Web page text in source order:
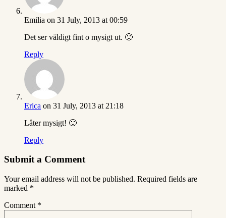
Emilia on 31 July, 2013 at 00:59
Det ser väldigt fint o mysigt ut. 🙂
Reply
Erica on 31 July, 2013 at 21:18
Låter mysigt! 🙂
Reply
Submit a Comment
Your email address will not be published. Required fields are
marked *
Comment *